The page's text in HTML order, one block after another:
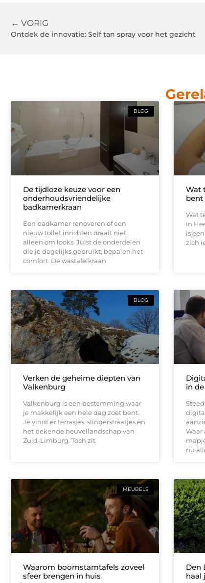
← VORIG
Ontdek de innovatie: Self tan spray voor het gezicht
BLOG
De tijdloze keuze voor een
onderhoudsvriendelijke
badkamerkraan
Een badkamer renoveren of een
nieuw toilet inrichten draait niet
alleen om looks. Juist de onderdelen
die je dagelijks gebruikt, bepalen het
comfort. De wastafelkraan
Wat
bent
Wat
in
is
zich
BLOG
Verken de geheime diepten van
Valkenburg
Valkenburg is een bestemming waar
je makkelijk een hele dag zoet bent.
Je vindt er terrasjes, slingerstraatjes en
het bekende heuvellandschap van
Zuid-Limburg. Toch zit
in
Waar
nu
MEUBELS
Waarom boomstamtafels zoveel
sfeer brengen in huis
Den
haal